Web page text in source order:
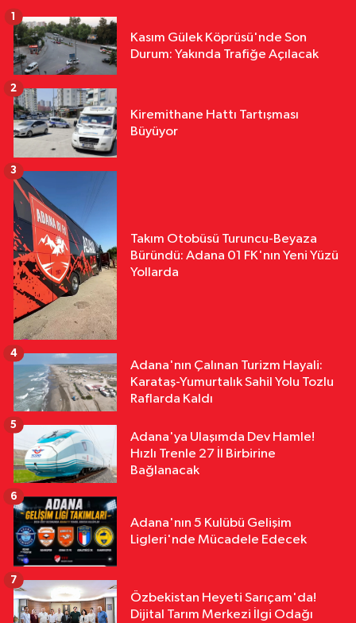
Kasım Gülek Köprüsü'nde Son
Durum: Yakında Trafiğe Açılacak
1
Kiremithane Hattı Tartışması
Büyüyor
2
Takım Otobüsü Turuncu-Beyaza
Büründü: Adana 01 FK'nın Yeni Yüzü
Yollarda
3
Adana'nın Çalınan Turizm Hayali:
Karataş-Yumurtalık Sahil Yolu Tozlu
Raflarda Kaldı
4
Adana'ya Ulaşımda Dev Hamle!
Hızlı Trenle 27 İl Birbirine
Bağlanacak
5
Adana'nın 5 Kulübü Gelişim
Ligleri'nde Mücadele Edecek
6
Özbekistan Heyeti Sarıçam'da!
Dijital Tarım Merkezi İlgi Odağı
7